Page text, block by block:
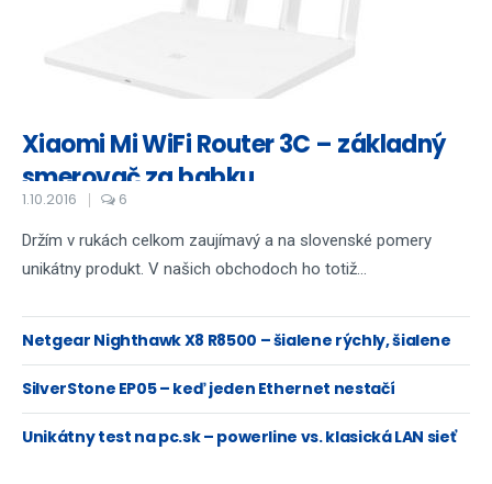
Xiaomi Mi WiFi Router 3C – základný
smerovač za babku
1.10.2016 6
Držím v rukách celkom zaujímavý a na slovenské pomery
unikátny produkt. V našich obchodoch ho totiž...
Netgear Nighthawk X8 R8500 – šialene rýchly, šialene
drahý
SilverStone EP05 – keď jeden Ethernet nestačí
Unikátny test na pc.sk – powerline vs. klasická LAN sieť